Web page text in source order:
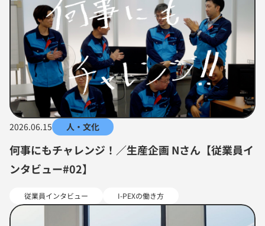
2026.06.15 人・文化
何事にもチャレンジ！／生産企画 Nさん【従業員イ
ンタビュー#02】
従業員インタビュー I-PEXの働き方